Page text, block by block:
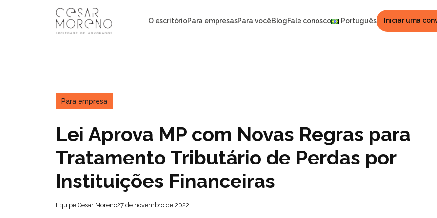
O escritórioPara empresasPara vocêBlogFale conosco Português Iniciar uma
Para empresa
Lei Aprova MP com Novas Regras para
Tratamento Tributário de Perdas por
Instituições Financeiras
Equipe Cesar Moreno27 de novembro de 2022